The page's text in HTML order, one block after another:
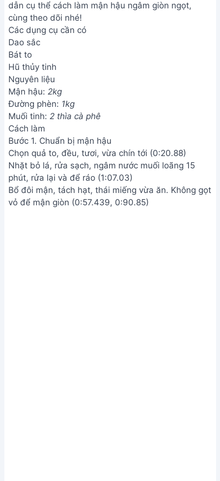
dẫn cụ thể cách làm mận hậu ngâm giòn ngọt,
cùng theo dõi nhé!
Các dụng cụ cần có
Dao sắc
Bát to
Hũ thủy tinh
Nguyên liệu
Mận hậu: 2kg
Đường phèn: 1kg
Muối tinh: 2 thìa cà phê
Cách làm
Bước 1. Chuẩn bị mận hậu
Chọn quả to, đều, tươi, vừa chín tới (0:20.88)
Nhặt bỏ lá, rửa sạch, ngâm nước muối loãng 15
phút, rửa lại và để ráo (1:07.03)
Bổ đôi mận, tách hạt, thái miếng vừa ăn. Không gọt
vỏ để mận giòn (0:57.439, 0:90.85)